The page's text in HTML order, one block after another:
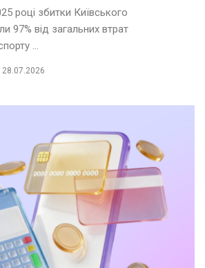
році збитки Київського
97% від загальних втрат
...
28.07.2026